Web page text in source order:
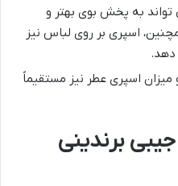
به پخش بوی بهتر و
اسپری بر روی لباس نیز
دهد.
اسپری عطر نیز مستقیماً
برندینی